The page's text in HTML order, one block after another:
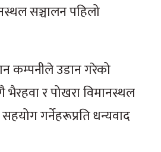
सञ्चालन पहिलो
कम्पनीले उडान गरेको
भैरहवा र पोखरा विमानस्थल
सहयोग गर्नेहरूप्रति धन्यवाद